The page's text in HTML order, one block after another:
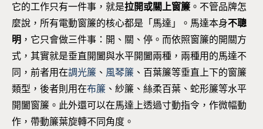
它的工作只有一件事，就是拉開或關上窗簾 。不管品牌怎
麼說，所有電動窗簾的核心都是「馬達」。馬達本身不聰
明 ，它只會做三件事：開、關、停。而依照窗簾的開關方
式，其實就是垂直開闔與水平開闔兩種，兩種用的馬達不
同，前者用在調光簾 、 風琴簾 、百葉簾等垂直上下的窗簾
類型，後者則用在布簾 、紗簾、絲柔百葉、蛇形簾等水平
開闔窗簾。此外還可以在馬達上透過寸動指令，作微幅動
作，帶動簾葉旋轉不同角度。